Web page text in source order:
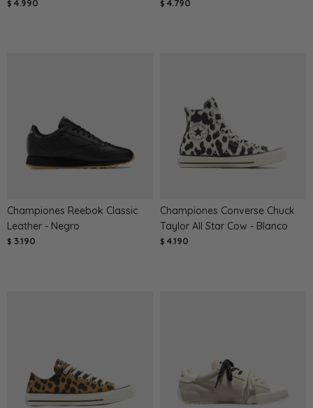
$ 4.990 $ 4.790
Championes Reebok Classic
Leather - Negro
$ 3.190
Championes Converse Chuck
Taylor All Star Cow - Blanco
$ 4.190